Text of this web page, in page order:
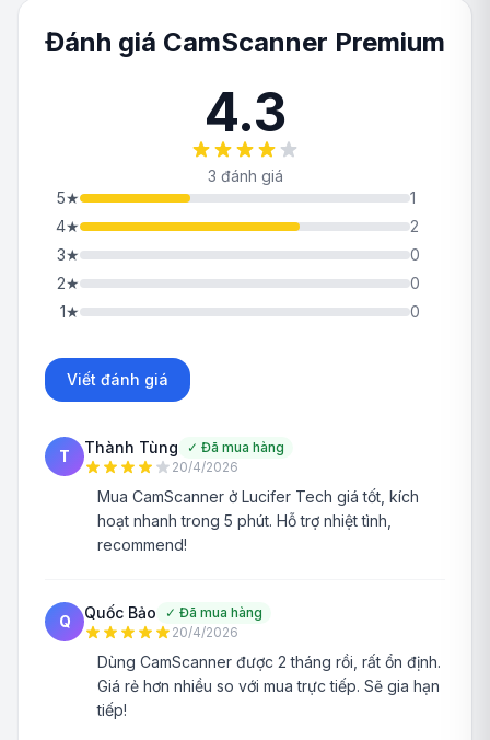
Đánh giá CamScanner Premium
4.3
3 đánh giá
5★
1
4★
2
3★
0
2★
0
1★ 0
Viết đánh giá
T Thành Tùng ✓ Đã mua hàng
20/4/2026
Mua CamScanner ở Lucifer Tech giá tốt, kích
hoạt nhanh trong 5 phút. Hỗ trợ nhiệt tình,
recommend!
Q Quốc Bảo ✓ Đã mua hàng
20/4/2026
Dùng CamScanner được 2 tháng rồi, rất ổn định.
Giá rẻ hơn nhiều so với mua trực tiếp. Sẽ gia hạn
tiếp!